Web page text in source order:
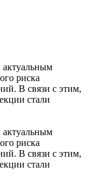
риска
В связи с этим,
стали
риска
В связи с этим,
стали